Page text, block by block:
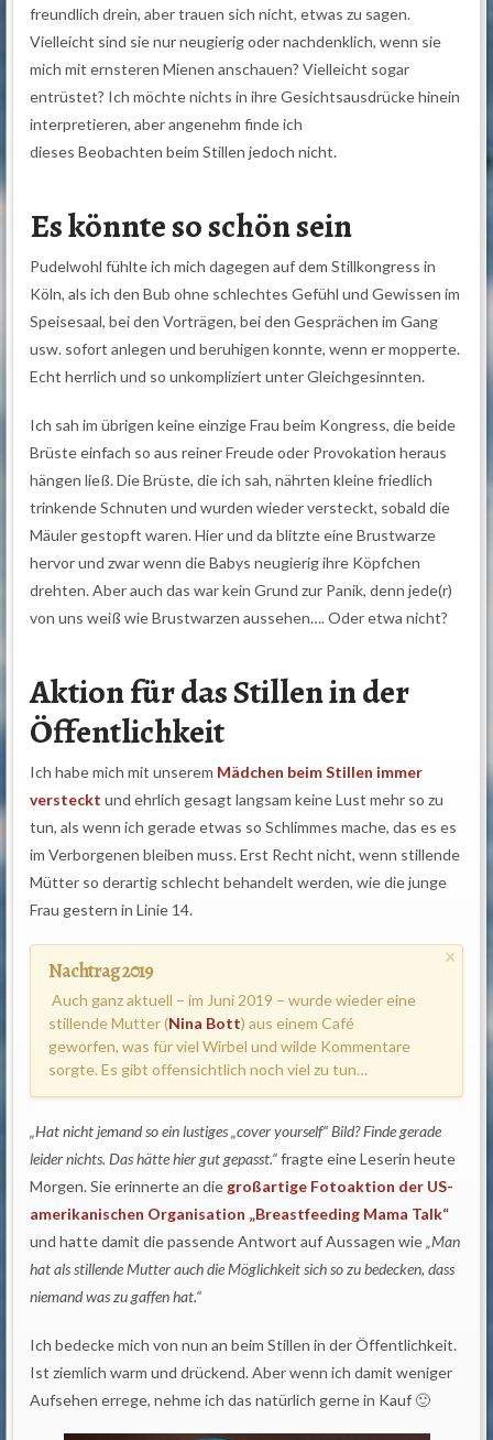
freundlich drein, aber trauen sich nicht, etwas zu sagen.
Vielleicht sind sie nur neugierig oder nachdenklich, wenn sie
mich mit ernsteren Mienen anschauen? Vielleicht sogar
entrüstet? Ich möchte nichts in ihre Gesichtsausdrücke hinein
interpretieren, aber angenehm finde ich
dieses Beobachten beim Stillen jedoch nicht.
Es könnte so schön sein
Pudelwohl fühlte ich mich dagegen auf dem Stillkongress in
Köln, als ich den Bub ohne schlechtes Gefühl und Gewissen im
Speisesaal, bei den Vorträgen, bei den Gesprächen im Gang
usw. sofort anlegen und beruhigen konnte, wenn er mopperte.
Echt herrlich und so unkompliziert unter Gleichgesinnten.
Ich sah im übrigen keine einzige Frau beim Kongress, die beide
Brüste einfach so aus reiner Freude oder Provokation heraus
hängen ließ. Die Brüste, die ich sah, nährten kleine friedlich
trinkende Schnuten und wurden wieder versteckt, sobald die
Mäuler gestopft waren. Hier und da blitzte eine Brustwarze
hervor und zwar wenn die Babys neugierig ihre Köpfchen
drehten. Aber auch das war kein Grund zur Panik, denn jede(r)
von uns weiß wie Brustwarzen aussehen…. Oder etwa nicht?
Aktion für das Stillen in der
Öffentlichkeit
Ich habe mich mit unserem Mädchen beim Stillen immer
versteckt und ehrlich gesagt langsam keine Lust mehr so zu
tun, als wenn ich gerade etwas so Schlimmes mache, das es es
im Verborgenen bleiben muss. Erst Recht nicht, wenn stillende
Mütter so derartig schlecht behandelt werden, wie die junge
Frau gestern in Linie 14.
×
Nachtrag 2019
Auch ganz aktuell – im Juni 2019 – wurde wieder eine
stillende Mutter (Nina Bott) aus einem Café
geworfen, was für viel Wirbel und wilde Kommentare
sorgte. Es gibt offensichtlich noch viel zu tun…
„Hat nicht jemand so ein lustiges „cover yourself“ Bild? Finde gerade
leider nichts. Das hätte hier gut gepasst.“fragte eine Leserin heute
Morgen. Sie erinnerte an diegroßartige Fotoaktion der US-
amerikanischen Organisation „Breastfeeding Mama Talk“
und hatte damit die passende Antwort auf Aussagen wie„Man
hat als stillende Mutter auch die Möglichkeit sich so zu bedecken, dass
niemand was zu gaffen hat.“
Ich bedecke mich von nun an beim Stillen in der Öffentlichkeit.
Ist ziemlich warm und drückend. Aber wenn ich damit weniger
Aufsehen errege, nehme ich das natürlich gerne in Kauf 🙂